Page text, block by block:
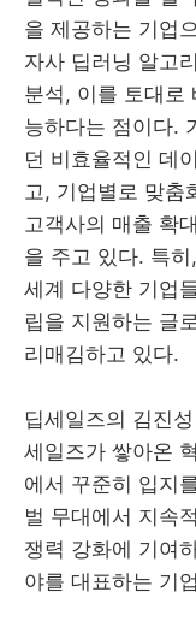
을 제공하는 기업
자사 딥러닝 알고
분석, 이를 토대로
능하다는 점이다.
던 비효율적인 데
고, 기업별로 맞춤
고객사의 매출 확
을 주고 있다. 특
세계 다양한 기업
립을 지원하는 글
리매김하고 있다.
딥세일즈의 김진
세일즈가 쌓아온
에서 꾸준히 입지
벌 무대에서 지속
쟁력 강화에 기여
야를 대표하는 기